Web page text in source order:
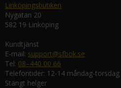
Linköpingsbutiken
Nygatan 20
582 19 Linköping
Kundtjänst
E-mail: support@sfbok.se
Tel: 08–440 00 66
Telefontider: 12-14 måndag-torsdag
Stängt helger